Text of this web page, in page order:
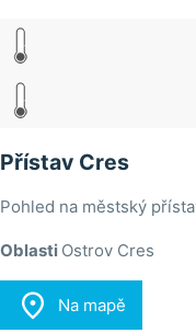
Přístav Cres
Pohled na městský
Oblasti Ostrov Cres
 Na mapě